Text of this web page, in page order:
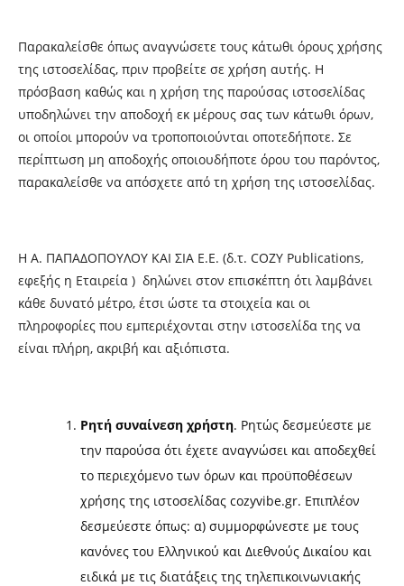
Παρακαλείσθε όπως αναγνώσετε τους κάτωθι όρους χρήσης
της ιστοσελίδας, πριν προβείτε σε χρήση αυτής. Η
πρόσβαση καθώς και η χρήση της παρούσας ιστοσελίδας
υποδηλώνει την αποδοχή εκ μέρους σας των κάτωθι όρων,
οι οποίοι μπορούν να τροποποιούνται οποτεδήποτε. Σε
περίπτωση μη αποδοχής οποιουδήποτε όρου του παρόντος,
παρακαλείσθε να απόσχετε από τη χρήση της ιστοσελίδας.
Η Α. ΠΑΠΑΔΟΠΟΥΛΟΥ ΚΑΙ ΣΙΑ Ε.Ε. (δ.τ. COZY Publications,
εφεξής η Εταιρεία ) δηλώνει στον επισκέπτη ότι λαμβάνει
κάθε δυνατό μέτρο, έτσι ώστε τα στοιχεία και οι
πληροφορίες που εμπεριέχονται στην ιστοσελίδα της να
είναι πλήρη, ακριβή και αξιόπιστα.
Ρητή συναίνεση χρήστη. Ρητώς δεσμεύεστε με
την παρούσα ότι έχετε αναγνώσει και αποδεχθεί
το περιεχόμενο των όρων και προϋποθέσεων
χρήσης της ιστοσελίδας cozyvibe.gr. Επιπλέον
δεσμεύεστε όπως: α) συμμορφώνεστε με τους
κανόνες του Ελληνικού και Διεθνούς Δικαίου και
ειδικά με τις διατάξεις της τηλεπικοινωνιακής